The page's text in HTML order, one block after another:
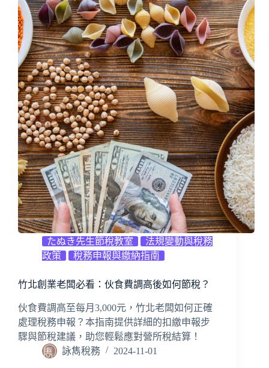
たぬき先生節稅教室
法規變動與稅務
政策
稅務申報與繳納指南
竹北創業老闆必看：伙食費調高後如何節稅？
伙食費調高至每月3,000元，竹北老闆如何正確
處理稅務申報？本指南提供詳細的扣繳申報步
驟與節稅建議，助您輕鬆應對營所稅結算！
詠雋稅務
2024-11-01